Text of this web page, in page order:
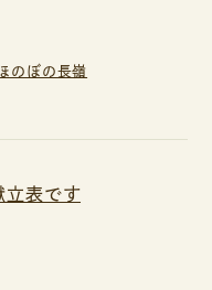
のぼの長嶺
立表です